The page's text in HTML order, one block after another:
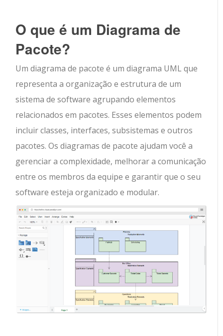
O que é um Diagrama de
Pacote?
Um diagrama de pacote é um diagrama UML que
representa a organização e estrutura de um
sistema de software agrupando elementos
relacionados em pacotes. Esses elementos podem
incluir classes, interfaces, subsistemas e outros
pacotes. Os diagramas de pacote ajudam você a
gerenciar a complexidade, melhorar a comunicação
entre os membros da equipe e garantir que o seu
software esteja organizado e modular.